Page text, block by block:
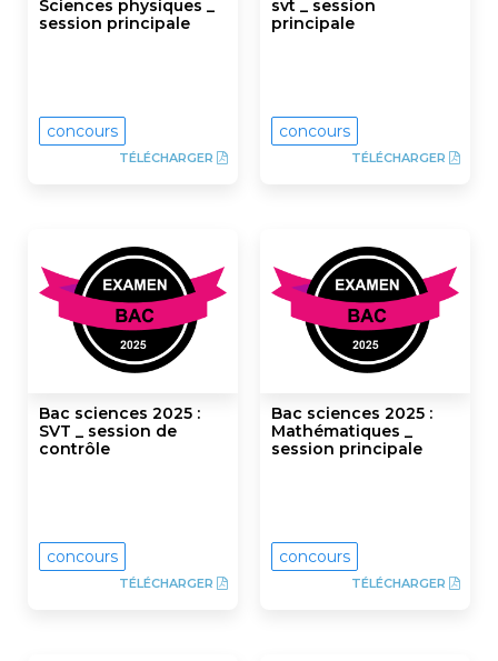
Sciences physiques _
session principale
concours
TÉLÉCHARGER
svt _ session
principale
concours
TÉLÉCHARGER
Bac sciences 2025 :
SVT _ session de
contrôle
concours
TÉLÉCHARGER
Bac sciences 2025 :
Mathématiques _
session principale
concours
TÉLÉCHARGER